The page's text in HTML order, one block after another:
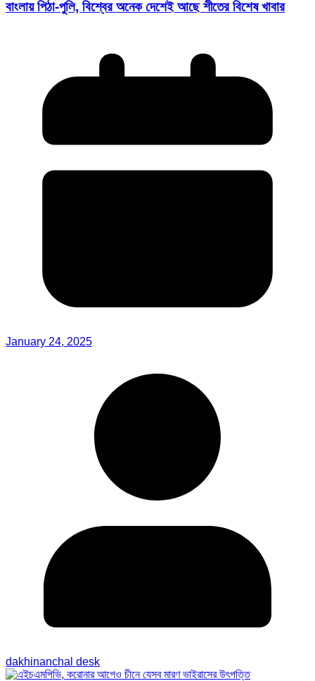
বাংলায় পিঠা-পুলি, বিশ্বের অনেক দেশেই আছে শীতের বিশেষ খাবার
January 24, 2025
dakhinanchal desk